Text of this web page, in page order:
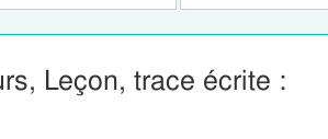
Leçon, trace écrite :